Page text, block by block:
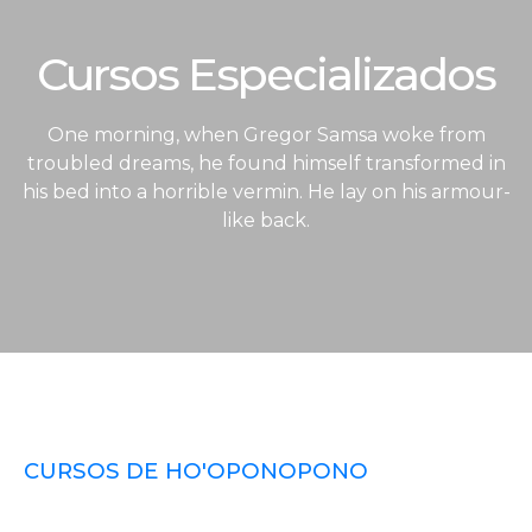
Cursos Especializados
One morning, when Gregor Samsa woke from
troubled dreams, he found himself transformed in
his bed into a horrible vermin. He lay on his armour-
like back.
CURSOS DE HO'OPONOPONO